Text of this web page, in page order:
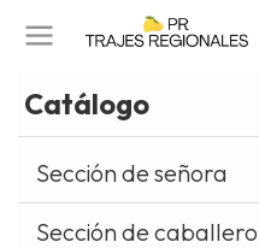
SOBRE NOSOTROS
CONTACTO
TIENDA ONLINE
POLÍTICA DE PRIVACIDAD
Catálogo
Sección de señora
Sección de caballero